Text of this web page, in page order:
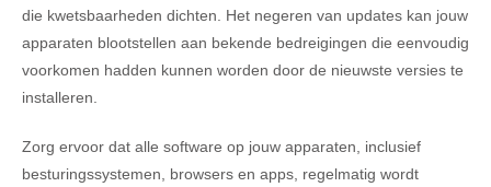
die kwetsbaarheden dichten. Het negeren van updates kan jouw
apparaten blootstellen aan bekende bedreigingen die eenvoudig
voorkomen hadden kunnen worden door de nieuwste versies te
installeren.
Zorg ervoor dat alle software op jouw apparaten, inclusief
besturingssystemen, browsers en apps, regelmatig wordt